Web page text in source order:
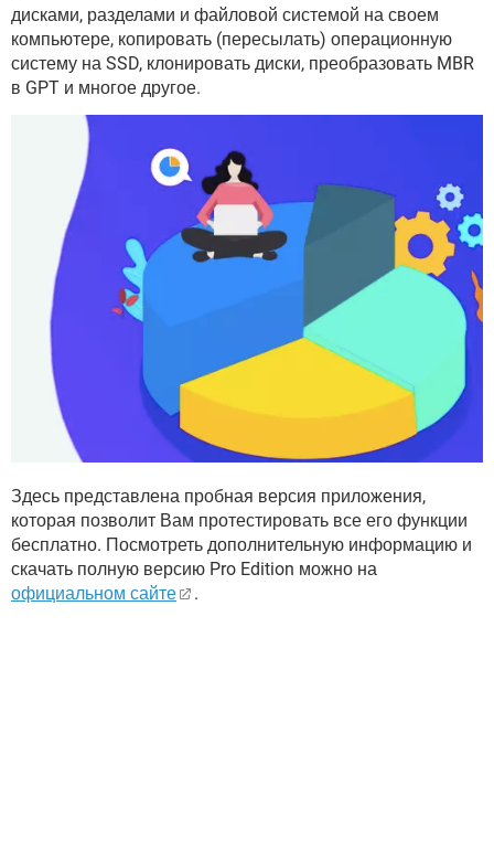
GOOGLE
YANDEX
дисками, разделами и файловой системой на своем
компьютере, копировать (пересылать) операционную
систему на SSD, клонировать диски, преобразовать MBR
в GPT и многое другое.
Здесь представлена пробная версия приложения,
которая позволит Вам протестировать все его функции
бесплатно. Посмотреть дополнительную информацию и
скачать полную версию Pro Edition можно на
официальном сайте
.